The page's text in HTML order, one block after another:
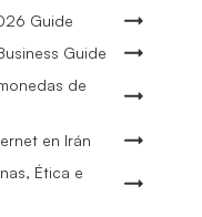
Guide
Guide
de
en Irán
Ética e